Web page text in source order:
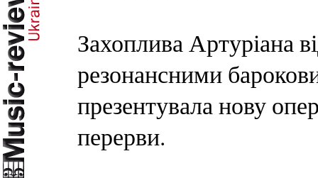
Захоплива Артуріана
резонансними
презентувала нову
перерви.